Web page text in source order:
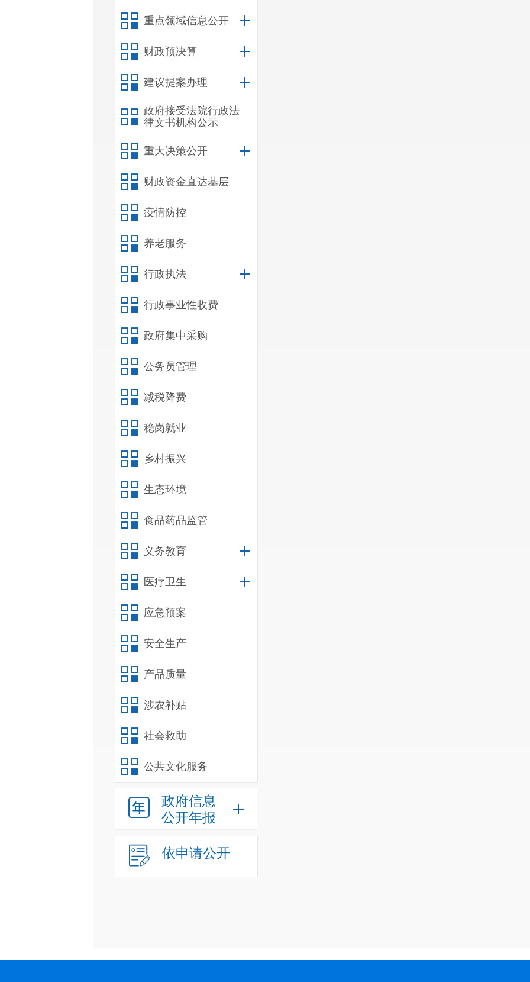
重点领域信息公开
财政预决算
建议提案办理
政府接受法院行政法
律文书机构公示
重大决策公开
财政资金直达基层
疫情防控
养老服务
行政执法
行政事业性收费
政府集中采购
公务员管理
减税降费
稳岗就业
乡村振兴
生态环境
食品药品监管
义务教育
医疗卫生
应急预案
安全生产
产品质量
涉农补贴
社会救助
公共文化服务
政府信息
公开年报
依申请公开